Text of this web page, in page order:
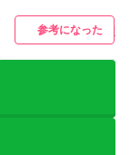
参考になった